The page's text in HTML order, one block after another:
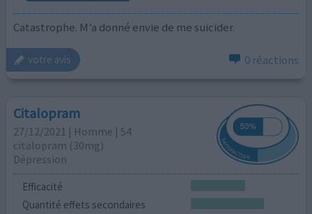
Catastrophe. M’a donné envie de me suicider.
votre avis 0 réactions
Citalopram
27/12/2021 | Homme | 54
citalopram (30mg)
Dépression
Efficacité
Quantité effets secondaires